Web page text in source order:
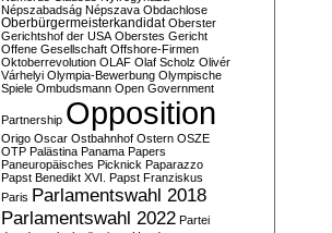
Népszabadság Népszava Obdachlose
Oberbürgermeisterkandidat Oberster
Gerichtshof der USA Oberstes Gericht
Offene Gesellschaft Offshore-Firmen
Oktoberrevolution OLAF Olaf Scholz Olivér
Várhelyi Olympia-Bewerbung Olympische
Spiele Ombudsmann Open Government
Partnership Opposition
Origo Oscar Ostbahnhof Ostern OSZE
OTP Palästina Panama Papers
Paneuropäisches Picknick Paparazzo
Papst Benedikt XVI. Papst Franziskus
Paris Parlamentswahl 2018
Parlamentswahl 2022 Partei